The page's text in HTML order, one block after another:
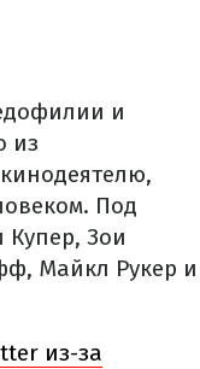
и
из
Под
Купер, Зои
Майкл Рукер и
из-за